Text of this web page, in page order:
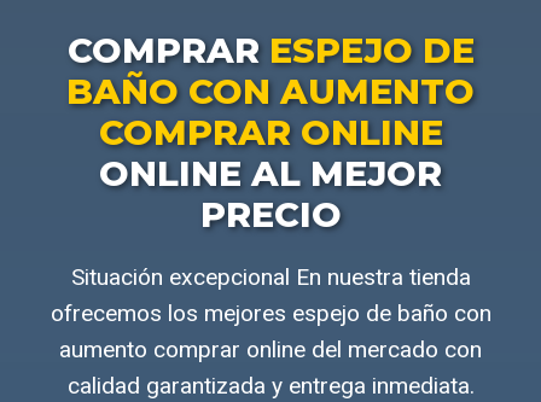
COMPRAR ESPEJO DE
BAÑO CON AUMENTO
COMPRAR ONLINE
ONLINE AL MEJOR
PRECIO
Situación excepcional En nuestra tienda
ofrecemos los mejores espejo de baño con
aumento comprar online del mercado con
calidad garantizada y entrega inmediata.